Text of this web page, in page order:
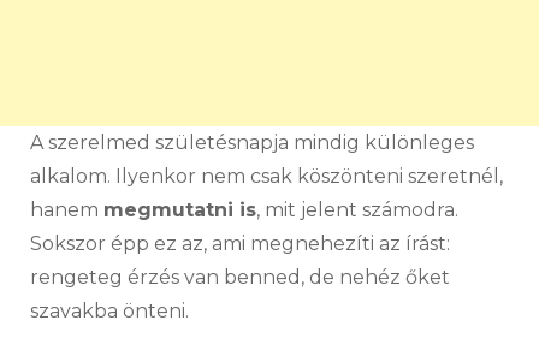
A szerelmed születésnapja mindig különleges
alkalom. Ilyenkor nem csak köszönteni szeretnél,
hanem megmutatni is, mit jelent számodra.
Sokszor épp ez az, ami megnehezíti az írást:
rengeteg érzés van benned, de nehéz őket
szavakba önteni.